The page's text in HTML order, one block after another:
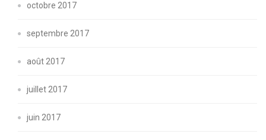
octobre 2017
septembre 2017
août 2017
juillet 2017
juin 2017